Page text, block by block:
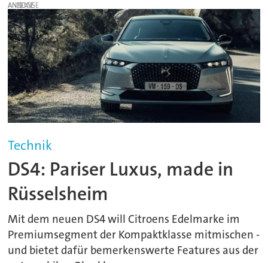
ANZEIGE
Technik
DS4: Pariser Luxus, made in
Rüsselsheim
Mit dem neuen DS4 will Citroens Edelmarke im
Premiumsegment der Kompaktklasse mitmischen -
und bietet dafür bemerkenswerte Features aus der